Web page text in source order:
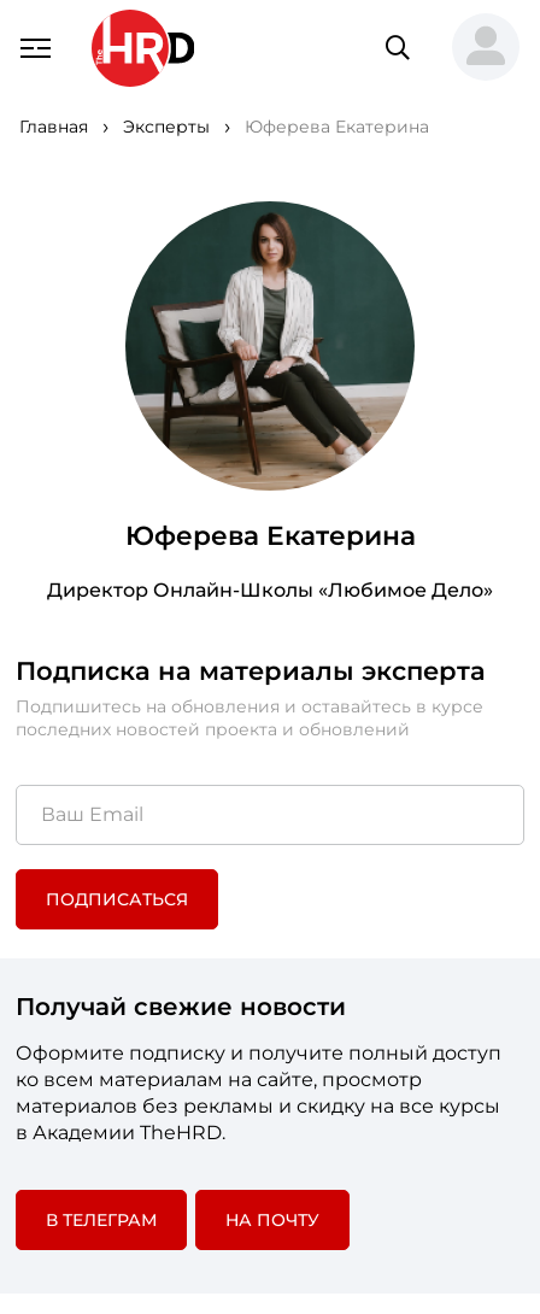
Главная Эксперты Юферева Екатерина
Юферева Екатерина
Директор Онлайн-Школы «Любимое Дело»
Подписка на материалы эксперта
Подпишитесь на обновления и оставайтесь в курсе
последних новостей проекта и обновлений
ПОДПИСАТЬСЯ
Получай свежие новости
Оформите подписку и получите полный доступ
ко всем материалам на сайте, просмотр
материалов без рекламы и скидку на все курсы
в Академии TheHRD.
В ТЕЛЕГРАМ НА ПОЧТУ